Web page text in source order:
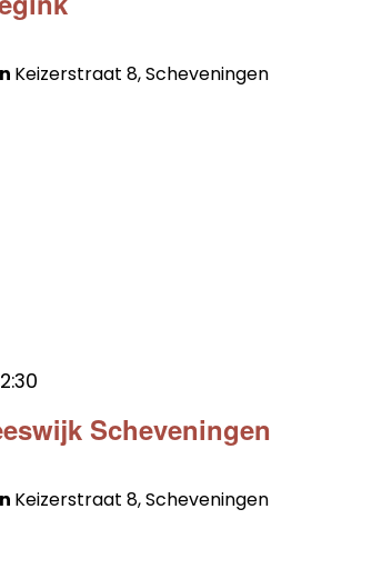
Keizerstraat 8, Scheveningen
Scheveningen
Keizerstraat 8, Scheveningen